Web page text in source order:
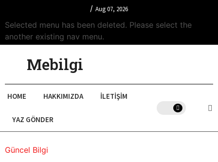
/ Aug 07, 2026
Selected menu has been deleted. Please select the
another existing nav menu.
Mebilgi
HOME HAKKIMIZDA İLETIŞIM
YAZ GÖNDER
Güncel Bilgi